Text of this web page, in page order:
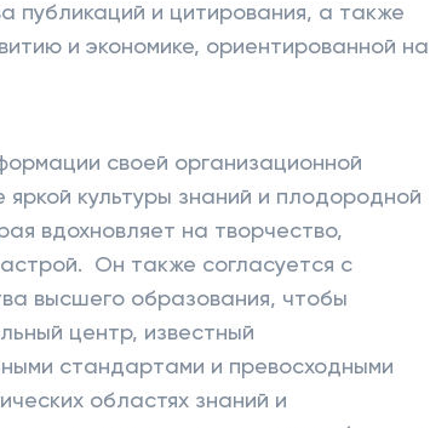
публикаций и цитирования, а также
и экономике, ориентированной на
своей организационной
культуры знаний и плодородной
вдохновляет на творчество,
Он также согласуется с
высшего образования, чтобы
центр, известный
стандартами и превосходными
областях знаний и